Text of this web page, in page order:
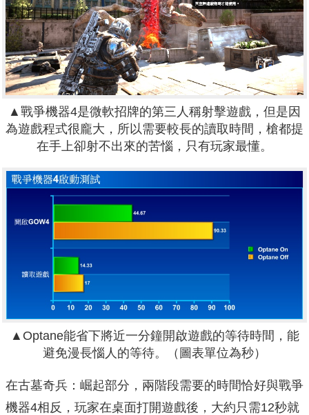
▲戰爭機器4是微軟招牌的第三人稱射擊遊戲，但是因
為遊戲程式很龐大，所以需要較長的讀取時間，槍都提
在手上卻射不出來的苦惱，只有玩家最懂。
▲Optane能省下將近一分鐘開啟遊戲的等待時間，能
避免漫長惱人的等待。（圖表單位為秒）
在古墓奇兵：崛起部分，兩階段需要的時間恰好與戰爭
機器4相反，玩家在桌面打開遊戲後，大約只需12秒就